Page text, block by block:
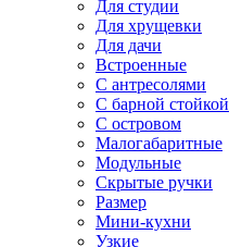
Для студии
Для хрущевки
Для дачи
Встроенные
С антресолями
С барной стойкой
С островом
Малогабаритные
Модульные
Скрытые ручки
Размер
Мини-кухни
Узкие